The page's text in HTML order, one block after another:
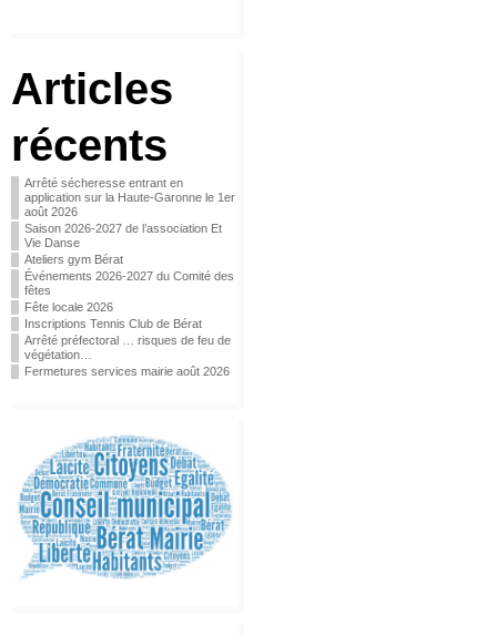
Articles
récents
Arrêté sécheresse entrant en
application sur la Haute-Garonne le 1er
août 2026
Saison 2026-2027 de l’association Et
Vie Danse
Ateliers gym Bérat
Événements 2026-2027 du Comité des
fêtes
Fête locale 2026
Inscriptions Tennis Club de Bérat
Arrêté préfectoral … risques de feu de
végétation…
Fermetures services mairie août 2026